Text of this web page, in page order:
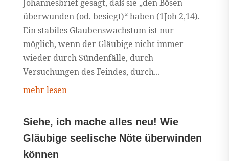
Johannesbrief gesagt, daß sie „den Bösen
überwunden (od. besiegt)“ haben (1Joh 2,14).
Ein stabiles Glaubenswachstum ist nur
möglich, wenn der Gläubige nicht immer
wieder durch Sündenfälle, durch
Versuchungen des Feindes, durch...
mehr lesen
Siehe, ich mache alles neu! Wie
Gläubige seelische Nöte überwinden
können